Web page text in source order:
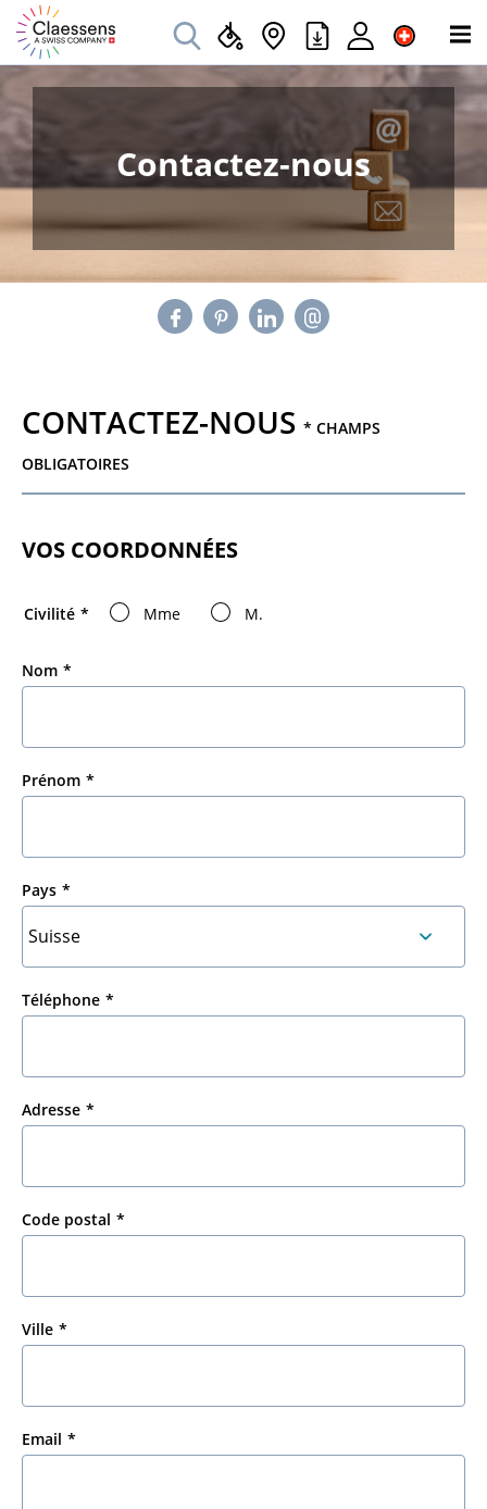
Contactez-nous
CONTACTEZ-NOUS * CHAMPS
OBLIGATOIRES
VOS COORDONNÉES
Civilité Mme M.
Nom
Prénom
Pays
Téléphone
Adresse
Code postal
Ville
Email